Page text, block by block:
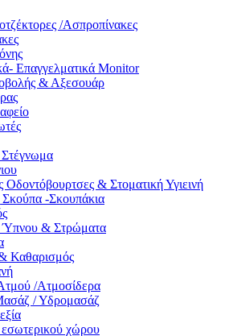
/Ασπροπίνακες
Επαγγελματικά Monitor
& Αξεσουάρ
Οδοντόβουρτσες & Στοματική Υγιεινή
-Σκουπάκια
Ύπνου & Στρώματα
Καθαρισμός
/Ατμοσίδερα
/ Υδρομασάζ
χώρου